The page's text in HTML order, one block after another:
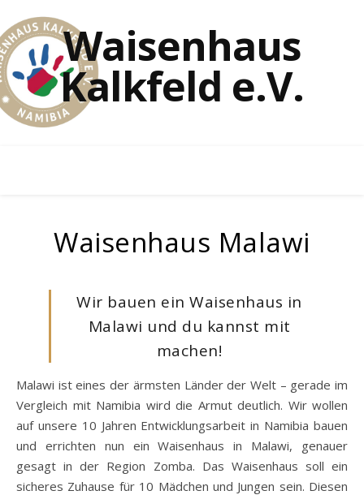
Waisenhaus
Kalkfeld e.V.
Waisenhaus Malawi
Wir bauen ein Waisenhaus in
Malawi und du kannst mit
machen!
Malawi ist eines der ärmsten Länder der Welt – gerade im
Vergleich mit Namibia wird die Armut deutlich. Wir wollen
auf unsere 10 Jahren Entwicklungsarbeit in Namibia bauen
und errichten nun ein Waisenhaus in Malawi, genauer
gesagt in der Region Zomba. Das Waisenhaus soll ein
sicheres Zuhause für 10 Mädchen und Jungen sein. Diesen